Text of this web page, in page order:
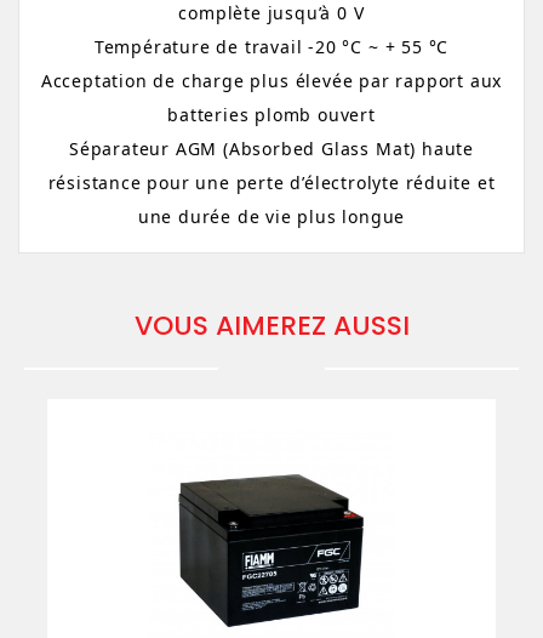
complète jusqu’à 0 V
Température de travail -20 °C ~ + 55 °C
Acceptation de charge plus élevée par rapport aux
batteries plomb ouvert
Séparateur AGM (Absorbed Glass Mat) haute
résistance pour une perte d’électrolyte réduite et
une durée de vie plus longue
VOUS AIMEREZ AUSSI